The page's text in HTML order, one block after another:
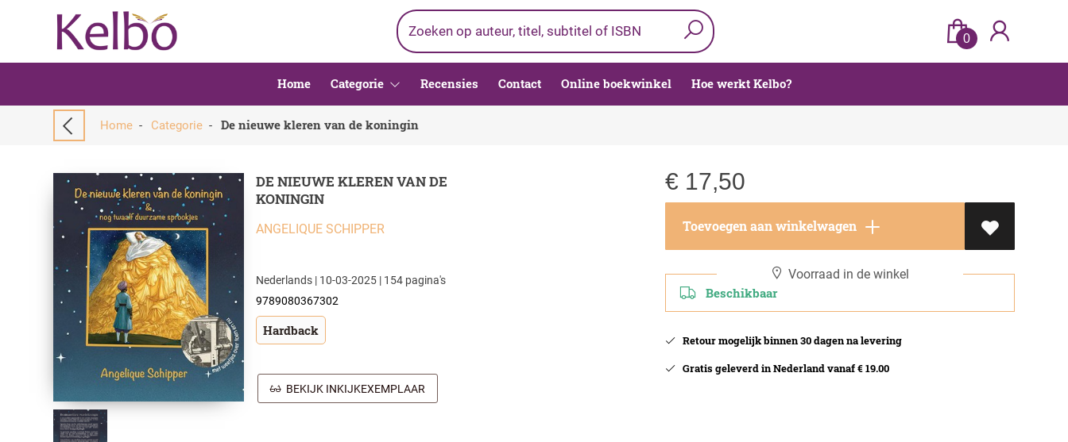
0
Home Categorie Recensies Contact Online boekwinkel Hoe werkt Kelbo?
Home - Categorie - De nieuwe kleren van de koningin
DE NIEUWE KLEREN VAN DE
KONINGIN
ANGELIQUE SCHIPPER
Nederlands | 10-03-2025 | 154 pagina's
9789080367302
Hardback
BEKIJK INKIJKEXEMPLAAR
€ 17,50
Toevoegen aan winkelwagen
Voorraad in de winkel
Beschikbaar
Retour mogelijk binnen 30 dagen na levering
Gratis geleverd in Nederland vanaf € 19.00